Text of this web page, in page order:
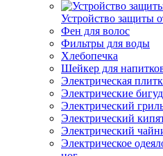
Устройство защиты
Фен для волос
Фильтры для воды
Хлебопечка
Шейкер для
Электрическая
Электрические
Электрический
Электрический
Электрический
Электрическое